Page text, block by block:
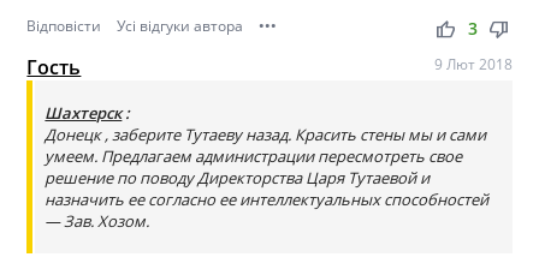
Відповісти Усі відгуки автора ••• thumb_up thumb_down
3
Гость 9 Лют 2018
Шахтерск:
Донецк , заберите Тутаеву назад. Красить стены мы и сами
умеем. Предлагаем администрации пересмотреть свое
решение по поводу Директорства Царя Тутаевой и
назначить ее согласно ее интеллектуальных способностей
— Зав. Хозом.